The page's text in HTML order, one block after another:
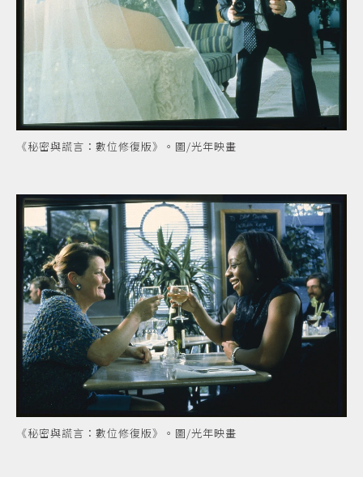
《秘密與謊言：數位修復版》。圖/光年映畫
《秘密與謊言：數位修復版》。圖/光年映畫